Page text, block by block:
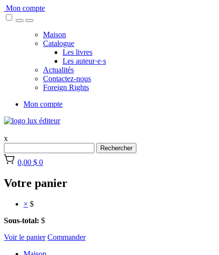
Skip
to
Mon compte
Maison
Catalogue
Les livres
Les auteur·e·s
Actualités
Contactez-nous
Foreign Rights
Mon compte
x
Rechercher
0,00 $ 0
Votre panier
× $
Sous-total: $
Voir le panier Commander